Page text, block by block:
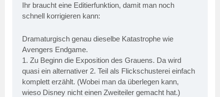
Ihr braucht eine Editierfunktion, damit man noch
schnell korrigieren kann:
Dramaturgisch genau dieselbe Katastrophe wie
Avengers Endgame.
1. Zu Beginn die Exposition des Grauens. Da wird
quasi ein alternativer 2. Teil als Flickschusterei einfach
komplett erzählt. (Wobei man da überlegen kann,
wieso Disney nicht einen Zweiteiler gemacht hat.)